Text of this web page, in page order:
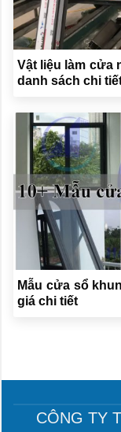
Vật liệu làm cửa
danh sách chi
Mẫu cửa sổ
giá chi tiết
CÔNG TY